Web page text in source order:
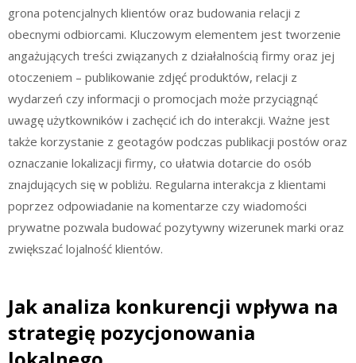
grona potencjalnych klientów oraz budowania relacji z
obecnymi odbiorcami. Kluczowym elementem jest tworzenie
angażujących treści związanych z działalnością firmy oraz jej
otoczeniem – publikowanie zdjęć produktów, relacji z
wydarzeń czy informacji o promocjach może przyciągnąć
uwagę użytkowników i zachęcić ich do interakcji. Ważne jest
także korzystanie z geotagów podczas publikacji postów oraz
oznaczanie lokalizacji firmy, co ułatwia dotarcie do osób
znajdujących się w pobliżu. Regularna interakcja z klientami
poprzez odpowiadanie na komentarze czy wiadomości
prywatne pozwala budować pozytywny wizerunek marki oraz
zwiększać lojalność klientów.
Jak analiza konkurencji wpływa na
strategię pozycjonowania